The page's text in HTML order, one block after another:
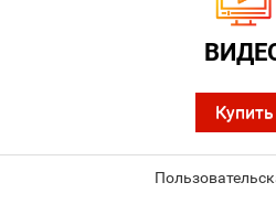
Купить